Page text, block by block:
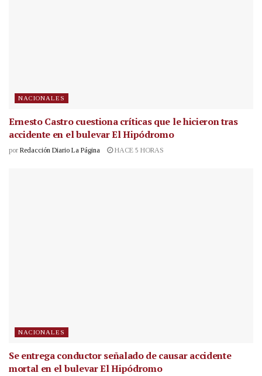
NACIONALES
Ernesto Castro cuestiona críticas que le hicieron tras
accidente en el bulevar El Hipódromo
por Redacción Diario La Página HACE 5 HORAS
NACIONALES
Se entrega conductor señalado de causar accidente
mortal en el bulevar El Hipódromo